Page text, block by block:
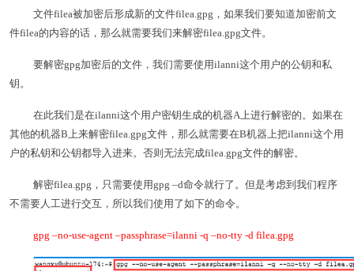
文件filea被加密后形成新的文件filea.gpg，如果我们要知道加密前文
件filea的内容的话，那么就需要我们来解密filea.gpg文件。
要解密gpg加密后的文件，我们需要使用ilanni这个用户的公钥和私
钥。
在此我们是在ilanni这个用户密钥生成的机器A上进行解密的。如果在
其他的机器B上来解密filea.gpg文件，那么就需要在B机器上把ilanni这个用
户的私钥和公钥都导入进来。否则无法完成filea.gpg文件的解密。
解密filea.gpg，只需要使用gpg –d命令就行了。但是考虑到我们程序
不需要人工进行交互，所以我们使用了如下的命令。
gpg –no-use-agent –passphrase=ilanni -q –no-tty -d filea.gpg